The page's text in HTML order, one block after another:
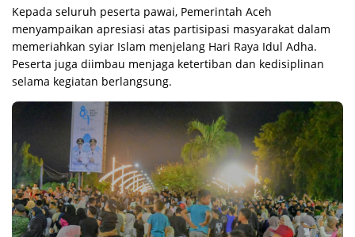
Kepada seluruh peserta pawai, Pemerintah Aceh
menyampaikan apresiasi atas partisipasi masyarakat dalam
memeriahkan syiar Islam menjelang Hari Raya Idul Adha.
Peserta juga diimbau menjaga ketertiban dan kedisiplinan
selama kegiatan berlangsung.